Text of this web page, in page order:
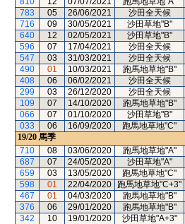
783
05 26/06/2021 沙田全天候
716
09 30/05/2021 沙田草地"B"
640
12 02/05/2021 沙田草地"B"
596
07 17/04/2021 沙田全天候
547
03 31/03/2021 沙田全天候
490
01 10/03/2021 跑馬地草地"B"
408
06 06/02/2021 沙田全天候
299
03 26/12/2020 沙田全天候
109
07 14/10/2020 跑馬地草地"B"
066
07 01/10/2020 沙田草地"B"
033
06 16/09/2020 跑馬地草地"C"
19/20 馬季
710
08 03/06/2020 跑馬地草地"A"
687
07 24/05/2020 沙田草地"A"
659
03 13/05/2020 跑馬地草地"C"
598
01 22/04/2020 跑馬地草地"C+3"
467
01 04/03/2020 跑馬地草地"B"
376
06 29/01/2020 跑馬地草地"B"
342
10 19/01/2020 沙田草地"A+3"